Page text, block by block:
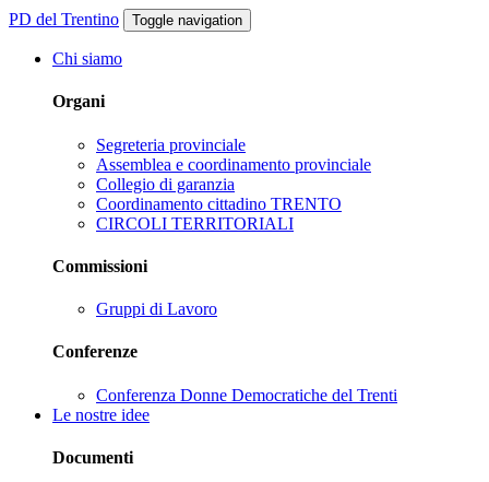
PD del Trentino Toggle navigation
Chi siamo
Organi
Segreteria provinciale
Assemblea e coordinamento provinciale
Collegio di garanzia
Coordinamento cittadino TRENTO
CIRCOLI TERRITORIALI
Commissioni
Gruppi di Lavoro
Conferenze
Conferenza Donne Democratiche del Trenti
Le nostre idee
Documenti